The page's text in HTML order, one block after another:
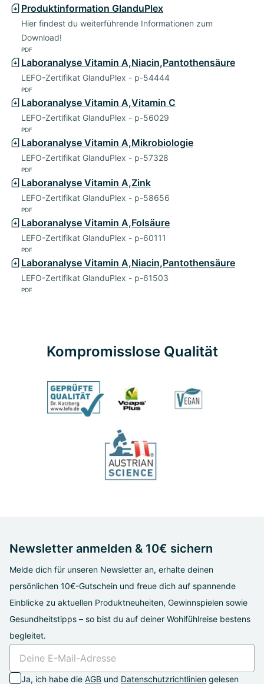
Produktinformation GlanduPlex
Hier findest du weiterführende Informationen zum
Download!
PDF
Laboranalyse Vitamin A,Niacin,Pantothensäure
LEFO-Zertifikat GlanduPlex - p-54444
PDF
Laboranalyse Vitamin A,Vitamin C
LEFO-Zertifikat GlanduPlex - p-56029
PDF
Laboranalyse Vitamin A,Mikrobiologie
LEFO-Zertifikat GlanduPlex - p-57328
PDF
Laboranalyse Vitamin A,Zink
LEFO-Zertifikat GlanduPlex - p-58656
PDF
Laboranalyse Vitamin A,Folsäure
LEFO-Zertifikat GlanduPlex - p-60111
PDF
Laboranalyse Vitamin A,Niacin,Pantothensäure
LEFO-Zertifikat GlanduPlex - p-61503
PDF
Kompromisslose Qualität
Newsletter anmelden & 10€ sichern
Melde dich für unseren Newsletter an, erhalte deinen
persönlichen 10€-Gutschein und freue dich auf spannende
Einblicke zu aktuellen Produktneuheiten, Gewinnspielen sowie
Gesundheitstipps – so bist du auf deiner Wohlfühlreise bestens
begleitet.
Ja, ich habe die AGB und Datenschutzrichtlinien gelesen